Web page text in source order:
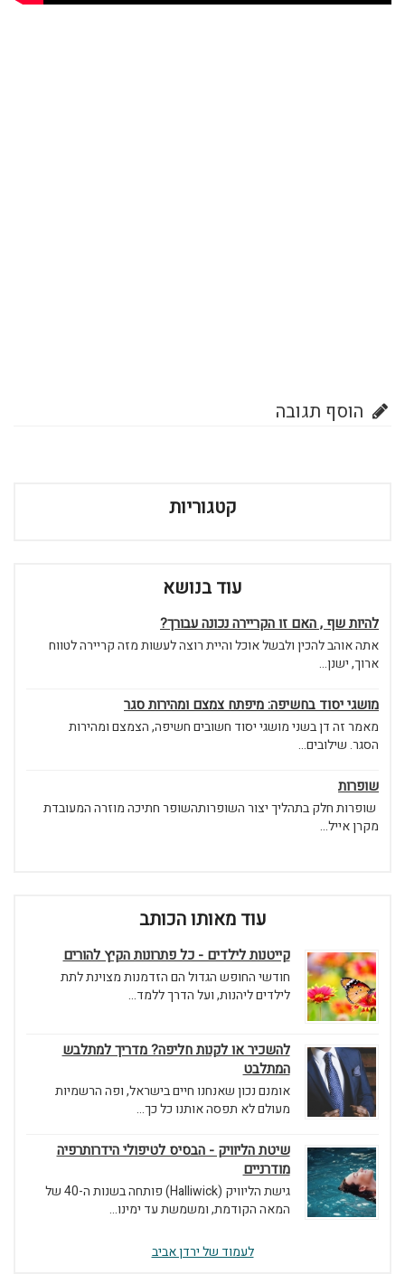
הוסף תגובה
קטגוריות
עוד בנושא
להיות שף , האם זו הקריירה נכונה עבורך?
אתה אוהב להכין ולבשל אוכל והיית רוצה לעשות מזה קריירה לטווח
ארוך, ישנן...
מושגי יסוד בחשיפה: מיפתח צמצם ומהירות סגר
מאמר זה דן בשני מושגי יסוד חשובים חשיפה, הצמצם ומהירות
הסגר. שילובים...
שופרות
שופרות חלק בתהליך יצור השופרותהשופר חתיכה מוזרה המעובדת
מקרן אייל...
עוד מאותו הכותב
קייטנות לילדים - כל פתרונות הקיץ להורים
חודשי החופש הגדול הם הזדמנות מצוינת לתת
לילדים ליהנות, ועל הדרך ללמד...
להשכיר או לקנות חליפה? מדריך למתלבש
המתלבט
אומנם נכון שאנחנו חיים בישראל, ופה הרשמיות
מעולם לא תפסה אותנו כל כך...
שיטת הליוויק - הבסיס לטיפולי הידרותרפיה
מודרניים
גישת הליוויק (Halliwick) פותחה בשנות ה-40 של
המאה הקודמת, ומשמשת עד ימינו...
לעמוד של ירדן אביב